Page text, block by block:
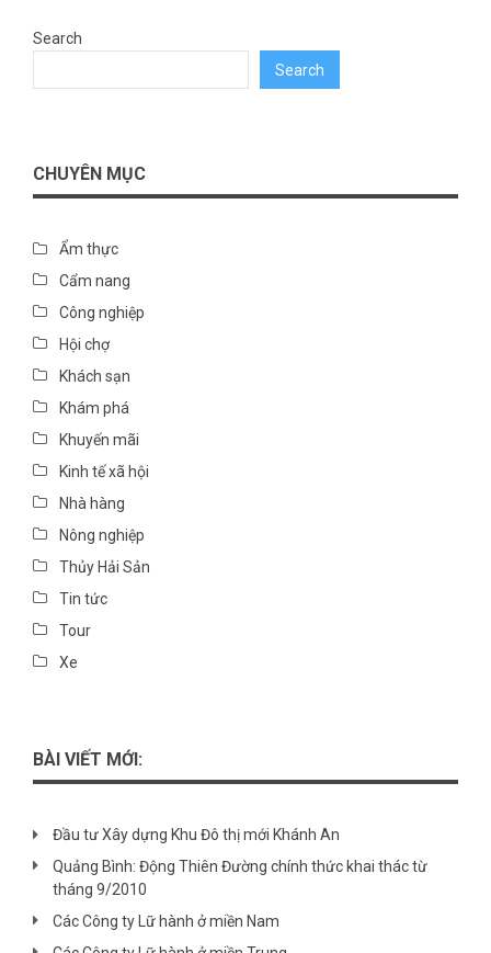
Search
Search
CHUYÊN MỤC
Ẩm thực
Cẩm nang
Công nghiệp
Hội chợ
Khách sạn
Khám phá
Khuyến mãi
Kinh tế xã hội
Nhà hàng
Nông nghiệp
Thủy Hải Sản
Tin tức
Tour
Xe
BÀI VIẾT MỚI:
Đầu tư Xây dựng Khu Đô thị mới Khánh An
Quảng Bình: Động Thiên Đường chính thức khai thác từ
tháng 9/2010
Các Công ty Lữ hành ở miền Nam